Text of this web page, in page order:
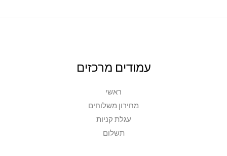
עמודים מרכזים
ראשי
מחירון משלוחים
עגלת קניות
תשלום